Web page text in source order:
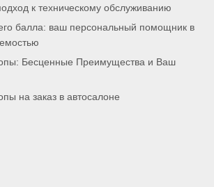
к техническому обслуживанию
балла: ваш персональный помощник в
Бесценные Преимущества и Ваш
на заказ в автосалоне